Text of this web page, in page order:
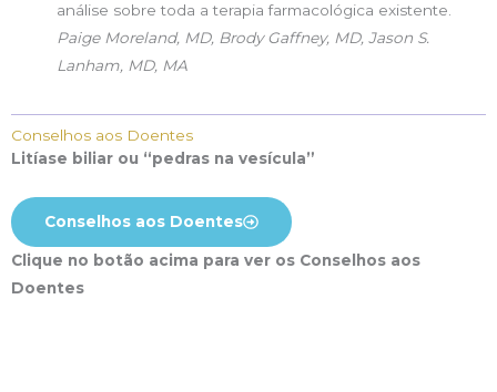
análise sobre toda a terapia farmacológica existente.
Paige Moreland, MD, Brody Gaffney, MD, Jason S.
Lanham, MD, MA
Conselhos aos Doentes
Litíase biliar ou “pedras na vesícula”
Conselhos aos Doentes
Clique no botão acima para ver os Conselhos aos
Doentes